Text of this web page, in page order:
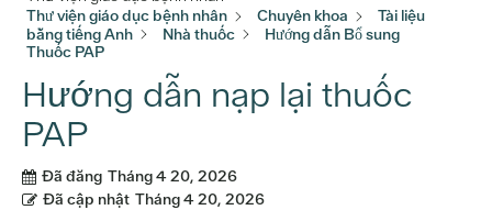
Thư viện giáo dục bệnh nhân
Chuyên khoa
Tài liệu
bằng tiếng Anh
Nhà thuốc
Hướng dẫn Bổ sung
Thuốc PAP
Hướng dẫn nạp lại thuốc
PAP
Đã đăng Tháng 4 20, 2026
Đã cập nhật Tháng 4 20, 2026